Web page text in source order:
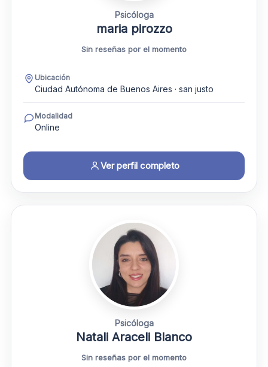
Psicóloga
maria pirozzo
Sin reseñas por el momento
Ubicación
Ciudad Autónoma de Buenos Aires · san justo
Modalidad
Online
Ver perfil completo
Psicóloga
Natali Araceli Blanco
Sin reseñas por el momento